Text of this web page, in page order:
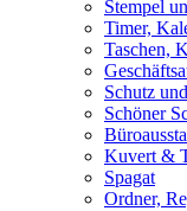
Stempel
Timer,
Taschen,
Schutz
Schöner
Kuvert &
Spagat
Ordner,